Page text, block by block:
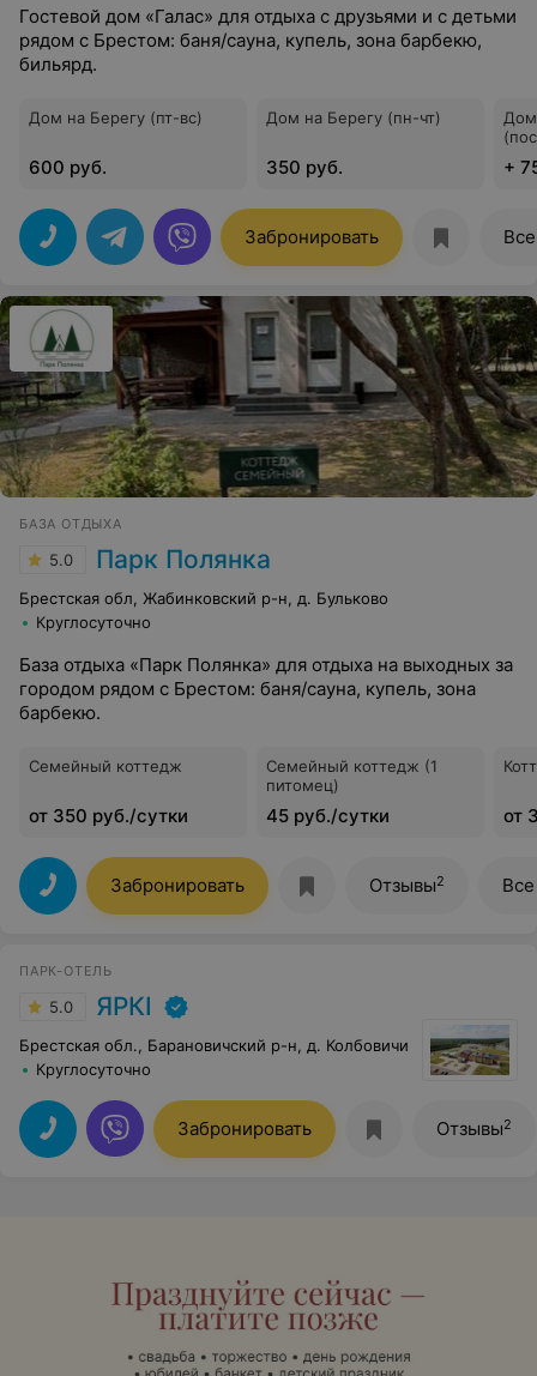
Гостевой дом «Галас» для отдыха с друзьями и с детьми
рядом с Брестом: баня/сауна, купель, зона барбекю,
бильярд.
Дом на Берегу (пт-вс)
600 руб.
Дом на Берегу (пн-чт)
350 руб.
Дом
+
Забронировать
БАЗА ОТДЫХА
5.0 Парк Полянка
Брестская обл, Жабинковский р-н, д. Бульково
Круглосуточно
База отдыха «Парк Полянка» для отдыха на выходных за
городом рядом с Брестом: баня/сауна, купель, зона
барбекю.
Семейный коттедж
от 350 руб./сутки
Семейный коттедж (1
питомец)
45 руб./сутки от
Забронировать Отзывы2
ПАРК-ОТЕЛЬ
5.0 ЯРКI
Брестская обл., Барановичский р-н, д. Колбовичи
Круглосуточно
Забронировать Отзывы2